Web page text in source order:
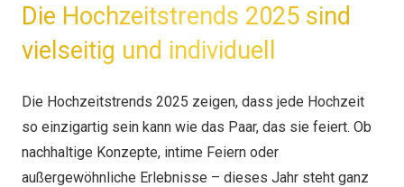
Die Hochzeitstrends 2025 sind
vielseitig und individuell
Die Hochzeitstrends 2025 zeigen, dass jede Hochzeit
so einzigartig sein kann wie das Paar, das sie feiert. Ob
nachhaltige Konzepte, intime Feiern oder
außergewöhnliche Erlebnisse – dieses Jahr steht ganz